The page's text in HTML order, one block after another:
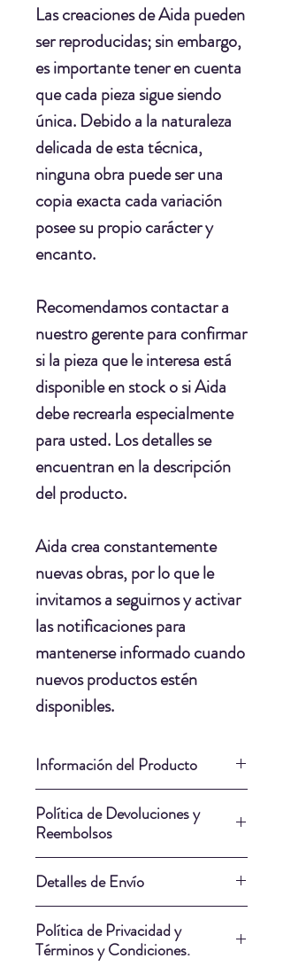
Las creaciones de Aida pueden
ser reproducidas; sin embargo,
es importante tener en cuenta
que cada pieza sigue siendo
única. Debido a la naturaleza
delicada de esta técnica,
ninguna obra puede ser una
copia exacta cada variación
posee su propio carácter y
encanto.
Recomendamos contactar a
nuestro gerente para confirmar
si la pieza que le interesa está
disponible en stock o si Aida
debe recrearla especialmente
para usted. Los detalles se
encuentran en la descripción
del producto.
Aida crea constantemente
nuevas obras, por lo que le
invitamos a seguirnos y activar
las notificaciones para
mantenerse informado cuando
nuevos productos estén
disponibles.
Información del Producto
Pintura: Esmalte Para
Rectangulo Dige : 6.5cm
Aretes: 3cm x 1.5cm.
Longitud Collar: 53cm.
Tiempo de creación: 10 Dias.
Política de Devoluciones y
Reembolsos
y Reembolsos cumple
Ecuador y tiene como objetivo
ofrecer un marco justo y
Detalles de Envío
empresa de envío puede entregar
su obra de la manera más segura.
Política de Privacidad y
Términos y Condiciones.